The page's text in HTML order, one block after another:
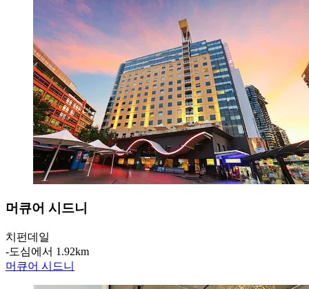
머큐어 시드니
치펀데일
‐도심에서 1.92km
머큐어 시드니